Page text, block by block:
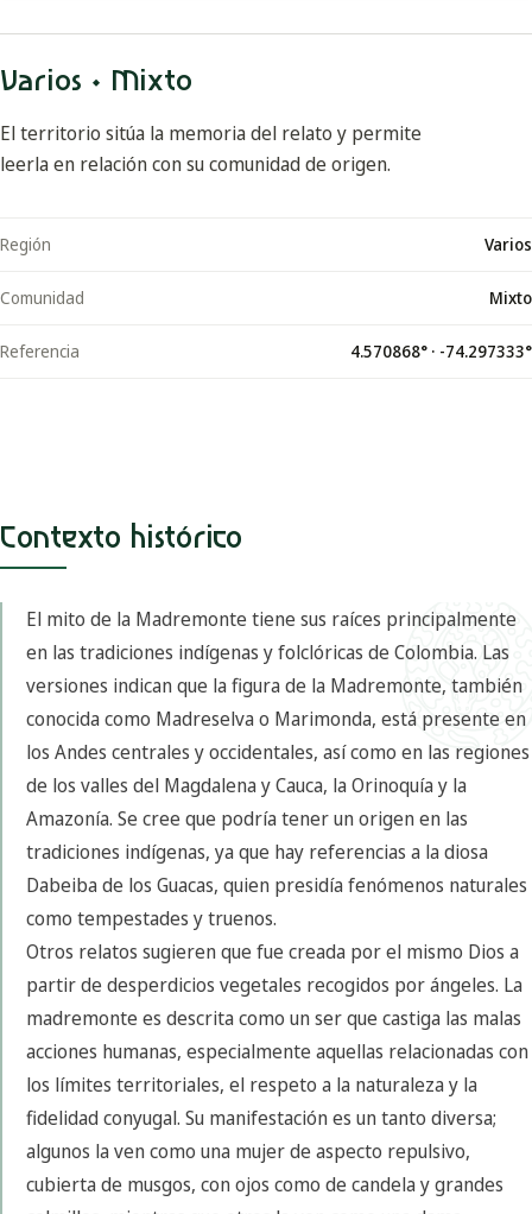
Varios · Mixto
El territorio sitúa la memoria del relato y permite
leerla en relación con su comunidad de origen.
Región Varios
Comunidad Mixto
Referencia 4.570868° · -74.297333°
Contexto histórico
El mito de la Madremonte tiene sus raíces principalmente
en las tradiciones indígenas y folclóricas de Colombia. Las
versiones indican que la figura de la Madremonte, también
conocida como Madreselva o Marimonda, está presente en
los Andes centrales y occidentales, así como en las regiones
de los valles del Magdalena y Cauca, la Orinoquía y la
Amazonía. Se cree que podría tener un origen en las
tradiciones indígenas, ya que hay referencias a la diosa
Dabeiba de los Guacas, quien presidía fenómenos naturales
como tempestades y truenos.
Otros relatos sugieren que fue creada por el mismo Dios a
partir de desperdicios vegetales recogidos por ángeles. La
madremonte es descrita como un ser que castiga las malas
acciones humanas, especialmente aquellas relacionadas con
los límites territoriales, el respeto a la naturaleza y la
fidelidad conyugal. Su manifestación es un tanto diversa;
algunos la ven como una mujer de aspecto repulsivo,
cubierta de musgos, con ojos como de candela y grandes